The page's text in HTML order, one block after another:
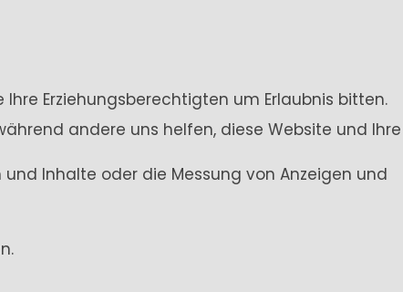
Erziehungsberechtigten um Erlaubnis bitten.
andere uns helfen, diese Website und Ihre
und Inhalte oder die Messung von Anzeigen und